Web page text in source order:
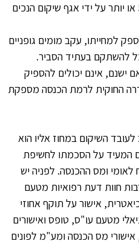
• הוכרה לו נכות בשיעור של 50% או יותר על ידי אגף שיקום הנכים
למחייתו, עקב מומים גופניים
להשתקם בעתיד הסביר.
ישנם, אינם יכולים להספיק
החוקית לרמת הכנסה מספקת
השיקום במחוז אליו הוא
המעיד על הסכמתו לחשיפת
לאומי ומס ההכנסה. לפניה יש
חוות דעת רפואיות מטעם
אישור על תוקף אחוזי
מטעם עו"ס, טופס ואישורים
אישורי מס הכנסה ומע"מ לפונים